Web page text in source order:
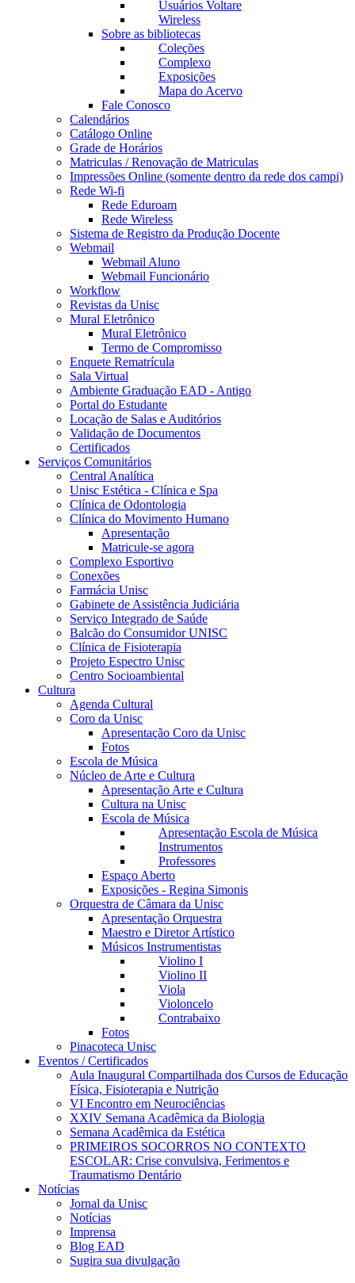
Usuários Voltare
Wireless
Sobre as bibliotecas
Coleções
Complexo
Exposições
Mapa do Acervo
Fale Conosco
Calendários
Catálogo Online
Grade de Horários
Matriculas / Renovação de Matriculas
Impressões Online (somente dentro da rede dos campi)
Rede Wi-fi
Rede Eduroam
Rede Wireless
Sistema de Registro da Produção Docente
Webmail
Webmail Aluno
Webmail Funcionário
Workflow
Revistas da Unisc
Mural Eletrônico
Mural Eletrônico
Termo de Compromisso
Enquete Rematrícula
Sala Virtual
Ambiente Graduação EAD - Antigo
Portal do Estudante
Locação de Salas e Auditórios
Validação de Documentos
Certificados
Serviços Comunitários
Central Analítica
Unisc Estética - Clínica e Spa
Clínica de Odontologia
Clínica do Movimento Humano
Apresentação
Matricule-se agora
Complexo Esportivo
Conexões
Farmácia Unisc
Gabinete de Assistência Judiciária
Serviço Integrado de Saúde
Balcão do Consumidor UNISC
Clínica de Fisioterapia
Projeto Espectro Unisc
Centro Socioambiental
Cultura
Agenda Cultural
Coro da Unisc
Apresentação Coro da Unisc
Fotos
Escola de Música
Núcleo de Arte e Cultura
Apresentação Arte e Cultura
Cultura na Unisc
Escola de Música
Apresentação Escola de Música
Instrumentos
Professores
Espaço Aberto
Exposições - Regina Simonis
Orquestra de Câmara da Unisc
Apresentação Orquestra
Maestro e Diretor Artístico
Músicos Instrumentistas
Violino I
Violino II
Viola
Violoncelo
Contrabaixo
Fotos
Pinacoteca Unisc
Eventos / Certificados
Aula Inaugural Compartilhada dos Cursos de Educação
Física, Fisioterapia e Nutrição
VI Encontro em Neurociências
XXIV Semana Acadêmica da Biologia
Semana Acadêmica da Estética
PRIMEIROS SOCORROS NO CONTEXTO
ESCOLAR: Crise convulsiva, Ferimentos e
Traumatismo Dentário
Notícias
Jornal da Unisc
Notícias
Imprensa
Blog EAD
Sugira sua divulgação